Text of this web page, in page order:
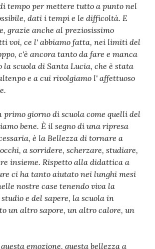
tempo per mettere tutto a punto nel
dati i tempi e le difficoltà. E
grazie anche al preziosissimo
voi, ce l' abbiamo fatta, nei limiti del
c'è ancora tanto da fare e manca
scuola di Santa Lucia, che è stata
e a cui rivolgiamo l' affettuoso
primo giorno di scuola come quelli del
bene. È il segno di una ripresa
è la Bellezza di tornare a
a sorridere, scherzare, studiare,
insieme. Rispetto alla didattica a
ci ha tanto aiutato nei lunghi mesi
nostre case tenendo viva la
e del sapere, la scuola in
un altro sapore, un altro calore, un
emozione, questa bellezza a